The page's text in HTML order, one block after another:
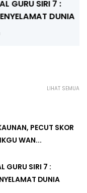
7 :
DUNIA
LIHAT SEMUA
PECUT SKOR
WAN...
GURU SIRI 7 :
DUNIA